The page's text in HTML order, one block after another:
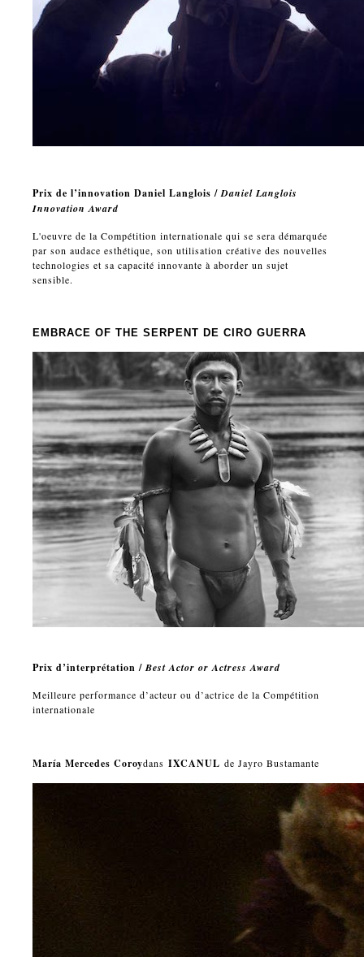
Prix de l’innovation Daniel Langlois /Daniel Langlois
Innovation Award
L'oeuvre de la Compétition internationale qui se sera démarquée
par son audace esthétique, son utilisation créative des nouvelles
technologies et sa capacité innovante à aborder un sujet
sensible.
EMBRACE OF THE SERPENT DE CIRO GUERRA
Prix d’interprétation /Best Actor or Actress Award
Meilleure performance d’acteur ou d’actrice de la Compétition
internationale
María Mercedes CoroydansIXCANULde Jayro Bustamante